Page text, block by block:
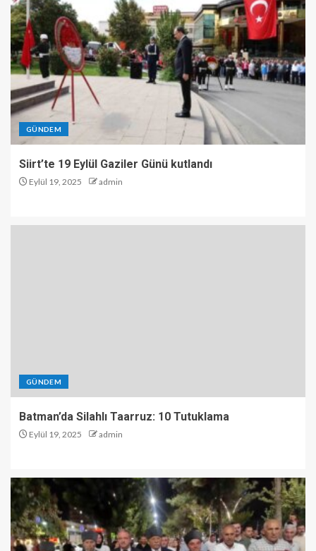
GÜNDEM
Siirt’te 19 Eylül Gaziler Günü kutlandı
Eylül 19, 2025 admin
GÜNDEM
Batman’da Silahlı Taarruz: 10 Tutuklama
Eylül 19, 2025 admin